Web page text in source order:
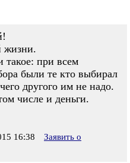
жизни.
такое: при всем
были те кто выбирал
другого им не надо.
числе и деньги.
16:38
Заявить о